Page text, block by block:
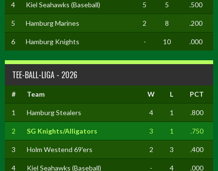
4 Kiel Seahawks (Baseball) 5 5 .500
5 Hamburg Marines 2 8 .200
6 Hamburg Knights - 10 .000
TEE-BALL-LIGA - 2026
# Team W L PCT
1 Hamburg Stealers 4 1 .800
2 SG Knights/Alligators 3 1 .750
3 Holm Westend 69'ers 2 3 .400
4 Kiel Seahawks (Baseball) - 4 .000